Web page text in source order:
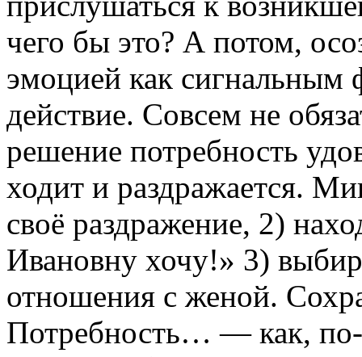
чего бы это? А потом,
эмоцией как сигнальным
действие. Совсем не
решение потребность
ходит и раздражается.
своё раздражение, 2)
Ивановну хочу!» 3)
отношения с женой.
Потребность… — как,